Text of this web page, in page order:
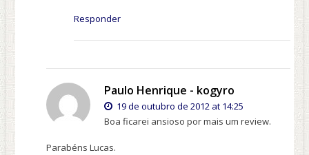
Responder
Paulo Henrique - kogyro
19 de outubro de 2012 at 14:25
Boa ficarei ansioso por mais um review.
Parabéns Lucas.